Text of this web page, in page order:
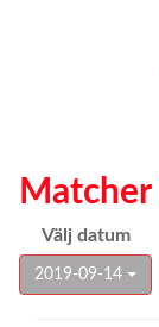
Välj datum
2019-09-14